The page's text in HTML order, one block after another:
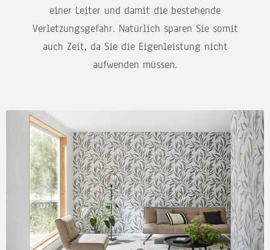
einer Leiter und damit die bestehende
Verletzungsgefahr. Natürlich sparen Sie somit
auch Zeit, da Sie die Eigenleistung nicht
aufwenden müssen.